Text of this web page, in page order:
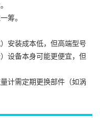
筹。
安装成本低，但高端型号
设备本身可能更便宜，但
计需定期更换部件（如涡